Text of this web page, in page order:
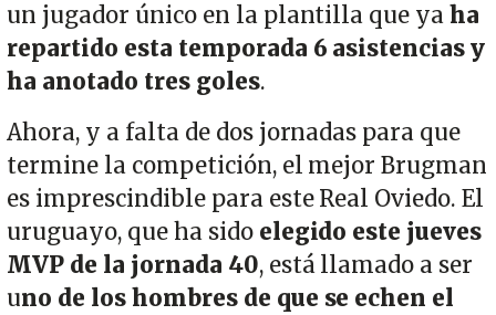
un jugador único en la plantilla que yaha
repartido esta temporada 6 asistencias y
ha anotado tres goles.
Ahora, y a falta de dos jornadas para que
termine la competición, el mejor Brugman
es imprescindible para este Real Oviedo. El
uruguayo, que ha sido elegido este jueves
MVP de la jornada 40, está llamado a ser
uno de los hombres de que se echen el